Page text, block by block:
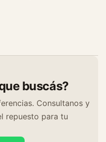
buscás?
Consultanos y
repuesto para tu